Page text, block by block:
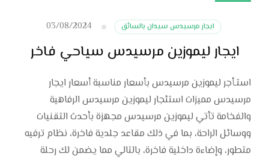
ايجار مرسيدس سيدان بالسائق 03/08/2024
ايجار ليموزين مرسيدس سياحي فاخر
استـأجر ليموزين مرسيدس بأسعار مناسبة أسعار ايجار
مرسيدس مميزات استئجار ليموزين مرسيدس الرفاهية
والفخامة تأتي ليموزين مرسيدس مجهزة بأحدث التقنيات
ووسائل الراحة، بما في ذلك مقاعد جلدية فاخرة، نظام ترفيه
متطور، وإضاءة داخلية فاخرة، بالتالي مما يضمن لك رحلة